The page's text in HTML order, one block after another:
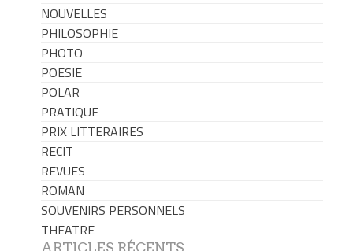
NOUVELLES
PHILOSOPHIE
PHOTO
POESIE
POLAR
PRATIQUE
PRIX LITTERAIRES
RECIT
REVUES
ROMAN
SOUVENIRS PERSONNELS
THEATRE
ARTICLES RÉCENTS